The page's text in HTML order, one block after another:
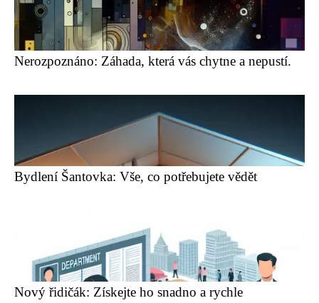
Nerozpoznáno: Záhada, která vás chytne a nepustí.
Bydlení Šantovka: Vše, co potřebujete vědět
Nový řidičák: Získejte ho snadno a rychle